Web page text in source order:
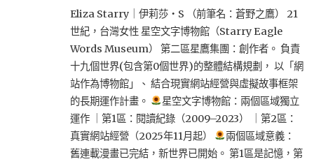
Eliza Starry｜伊莉莎・S （前筆名：蒼野之鷹） 21
世紀，台灣女性 星空文字博物館（Starry Eagle
Words Museum） 第二區星鷹集團：創作者。 負責
十九個世界(包含第0個世界)的整體結構規劃， 以「網
站作為博物館」、 結合現實網站經營與虛擬故事框架
的長期運作計畫。
星空文字博物館：兩個區域獨立
運作 ｜第1區：閱讀紀錄（2009–2023） ｜第2區：
真實網站經營（2025年11月起）
兩個區域意義：
舊連載漫畫已完結，新世界已開始。 第1區是記憶，第